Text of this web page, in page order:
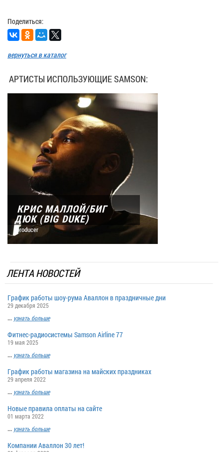
АРТИСТЫ ИСПОЛЬЗУЮЩИЕ SAMSON:
КРИС МАЛЛОЙ/БИГ
ДЮК (BIG DUKE)
producer
ЛЕНТА НОВОСТЕЙ
График работы шоу-рума Аваллон в праздничные дни
29 декабря 2025
... узнать больше
Фитнес-радиосистемы Samson Airline 77
19 мая 2025
... узнать больше
График работы магазина на майских праздниках
29 апреля 2022
... узнать больше
Новые правила оплаты на сайте
01 марта 2022
... узнать больше
Компании Аваллон 30 лет!
Поделиться:
вернуться в каталог